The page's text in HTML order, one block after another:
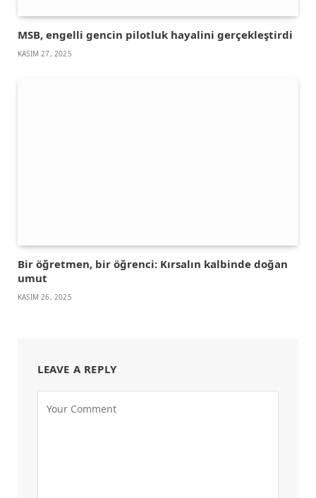
MSB, engelli gencin pilotluk hayalini gerçekleştirdi
KASIM 27, 2025
Bir öğretmen, bir öğrenci: Kırsalın kalbinde doğan
umut
KASIM 26, 2025
LEAVE A REPLY